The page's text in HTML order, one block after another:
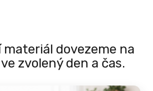
dovezeme na
zvolený den a čas.